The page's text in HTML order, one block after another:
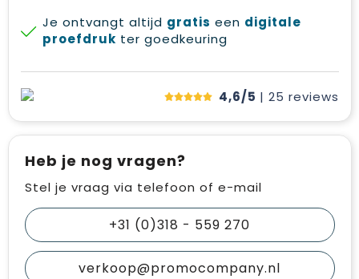
Je ontvangt altijd gratis een digitale
proefdruk ter goedkeuring
4,6/5 | 25 reviews
Heb je nog vragen?
Stel je vraag via telefoon of e-mail
+31 (0)318 - 559 270
verkoop@promocompany.nl